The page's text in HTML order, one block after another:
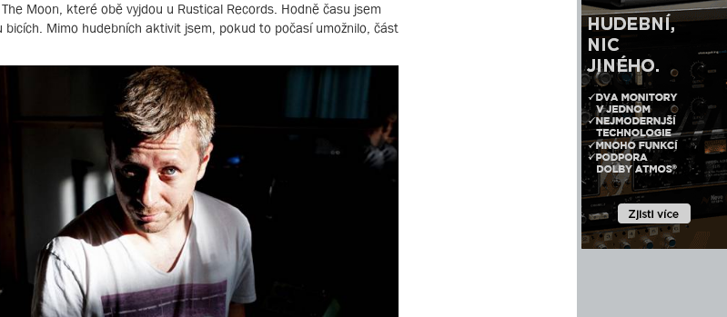
Moon, které obě vyjdou u Rustical Records. Hodně času jsem
Mimo hudebních aktivit jsem, pokud to počasí umožnilo, část